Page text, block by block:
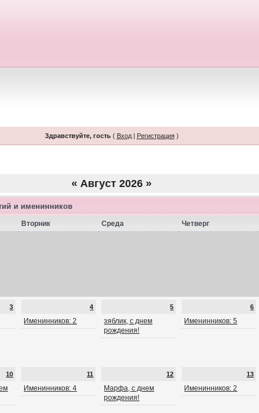
Здравствуйте, гость( Вход| Регистрация)
« Август 2026 »
и именинников
Вторник Среда Четверг
3 4
Именинников: 2
5
зяблик, с днем
рождения!
6
Именинников: 5
10 11
Именинников: 4
12
Марфа, с днем
рождения!
13
Именинников: 2